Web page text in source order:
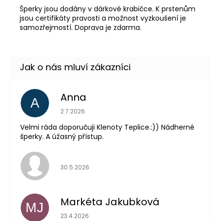
Šperky jsou dodány v dárkové krabičce. K prstenům
jsou certifikáty pravosti a možnost vyzkoušení je
samozřejmostí. Doprava je zdarma.
A Anna
Hodnocení obchodu je 5 z 5 hvězdiček.
2.7.2026
Velmi ráda doporučuji Klenoty Teplice.:)) Nádherné
šperky. A úžasný přístup.
Hodnocení obchodu je 5 z 5 hvězdiček.
30.5.2026
MJ Markéta Jakubková
Hodnocení obchodu je 5 z 5 hvězdiček.
23.4.2026